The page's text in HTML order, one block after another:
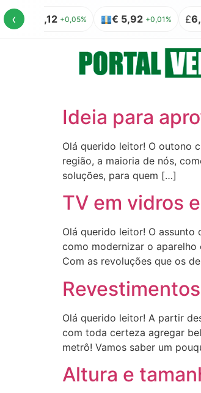
‹5,12 +0,05% € 5,92 +0,01% £ 6,90
Ideia para
Olá querido leitor! O outono
região, a maioria de nós,
soluções, para quem […]
TV em vidros
Olá querido leitor! O
como modernizar o
Com as revoluções que os
Olá querido leitor! A partir
com toda certeza agregar
metrô! Vamos saber um
Altura e